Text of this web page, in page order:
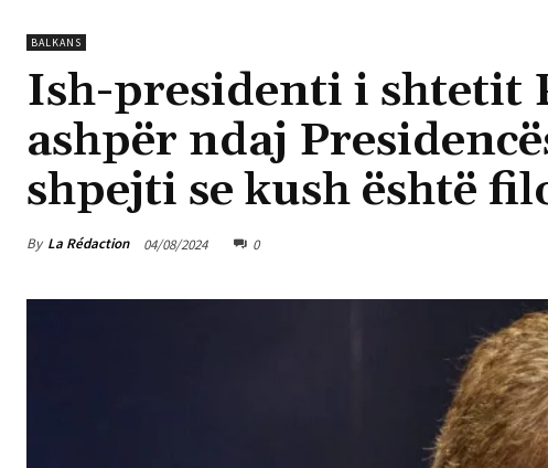
BALKANS
Ish-presidenti i shtetit
ashpër ndaj
shpejti se kush është
By La Rédaction 04/08/2024 0